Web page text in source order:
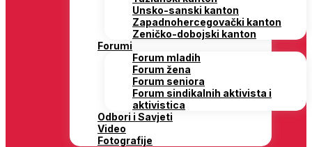
Unsko-sanski kanton
Zapadnohercegovački kanton
Zeničko-dobojski kanton
Forumi
Forum mladih
Forum žena
Forum seniora
Forum sindikalnih aktivista i
aktivistica
Odbori i Savjeti
Video
Fotografije